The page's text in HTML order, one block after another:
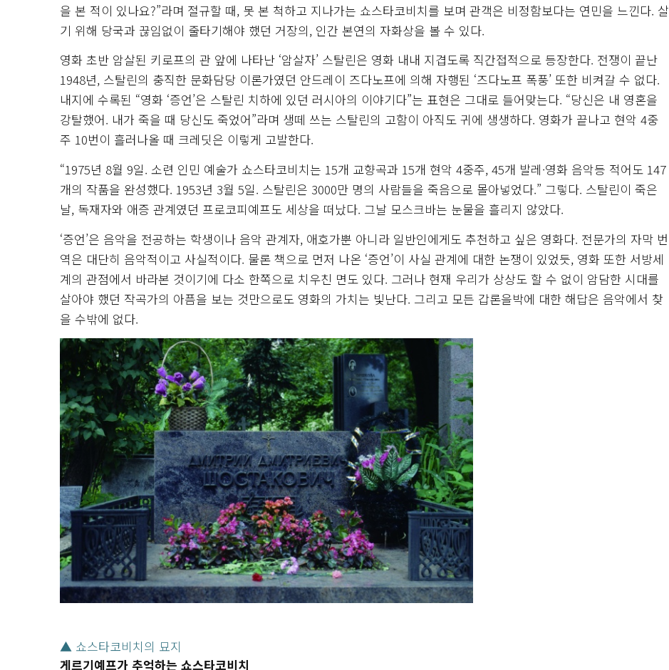
을 본 적이 있나요?”라며 절규할 때, 못 본 척하고 지나가는 쇼스타코비치를 보며 관객은 비정함보다는 연민을 느낀다. 살
기 위해 당국과 끊임없이 줄타기해야 했던 거장의, 인간 본연의 자화상을 볼 수 있다.
영화 초반 암살된 키로프의 관 앞에 나타난 ‘암살자’ 스탈린은 영화 내내 지겹도록 직간접적으로 등장한다. 전쟁이 끝난
1948년, 스탈린의 충직한 문화담당 이론가였던 안드레이 즈다노프에 의해 자행된 ‘즈다노프 폭풍’ 또한 비켜갈 수 없다.
내지에 수록된 “영화 ‘증언’은 스탈린 치하에 있던 러시아의 이야기다”는 표현은 그대로 들어맞는다. “당신은 내 영혼을
강탈했어. 내가 죽을 때 당신도 죽었어”라며 생떼 쓰는 스탈린의 고함이 아직도 귀에 생생하다. 영화가 끝나고 현악 4중
주 10번이 흘러나올 때 크레딧은 이렇게 고발한다.
“1975년 8월 9일. 소련 인민 예술가 쇼스타코비치는 15개 교향곡과 15개 현악 4중주, 45개 발레·영화 음악등 적어도 147
개의 작품을 완성했다. 1953년 3월 5일. 스탈린은 3000만 명의 사람들을 죽음으로 몰아넣었다.” 그렇다. 스탈린이 죽은
날, 독재자와 애증 관계였던 프로코피예프도 세상을 떠났다. 그날 모스크바는 눈물을 흘리지 않았다.
‘증언’은 음악을 전공하는 학생이나 음악 관계자, 애호가뿐 아니라 일반인에게도 추천하고 싶은 영화다. 전문가의 자막 번
역은 대단히 음악적이고 사실적이다. 물론 책으로 먼저 나온 ‘증언’이 사실 관계에 대한 논쟁이 있었듯, 영화 또한 서방세
계의 관점에서 바라본 것이기에 다소 한쪽으로 치우친 면도 있다. 그러나 현재 우리가 상상도 할 수 없이 암담한 시대를
살아야 했던 작곡가의 아픔을 보는 것만으로도 영화의 가치는 빛난다. 그리고 모든 갑론을박에 대한 해답은 음악에서 찾
을 수밖에 없다.
▲ 쇼스타코비치의 묘지
게르기예프가 추억하는 쇼스타코비치